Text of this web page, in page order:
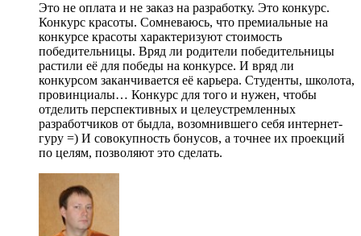
Это не оплата и не заказ на разработку. Это конкурс.
Конкурс красоты. Сомневаюсь, что премиальные на
конкурсе красоты характеризуют стоимость
победительницы. Вряд ли родители победительницы
растили её для победы на конкурсе. И вряд ли
конкурсом заканчивается её карьера. Студенты, школота,
провинциалы… Конкурс для того и нужен, чтобы
отделить перспективных и целеустремленных
разработчиков от быдла, возомнившего себя интернет-
гуру =) И совокупность бонусов, а точнее их проекций
по целям, позволяют это сделать.